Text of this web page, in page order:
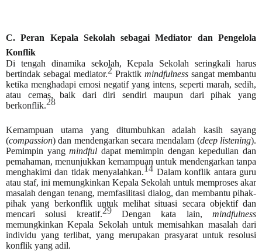
C. Peran Kepala Sekolah sebagai Mediator dan Pengelola
Konflik
Di tengah dinamika sekolah, Kepala Sekolah seringkali harus
bertindak sebagai mediator.2 Praktik mindfulness sangat membantu
ketika menghadapi emosi negatif yang intens, seperti marah, sedih,
atau cemas, baik dari diri sendiri maupun dari pihak yang
berkonflik.28
Kemampuan utama yang ditumbuhkan adalah kasih sayang
(compassion) dan mendengarkan secara mendalam (deep listening).
Pemimpin yangmindful dapat memimpin dengan kepedulian dan
pemahaman, menunjukkan kemampuan untuk mendengarkan tanpa
menghakimi dan tidak menyalahkan.14 Dalam konflik antara guru
atau staf, ini memungkinkan Kepala Sekolah untuk memproses akar
masalah dengan tenang, memfasilitasi dialog, dan membantu pihak-
pihak yang berkonflik untuk melihat situasi secara objektif dan
mencari solusi kreatif.29Dengan kata lain,mindfulness
memungkinkan Kepala Sekolah untuk memisahkan masalah dari
individu yang terlibat, yang merupakan prasyarat untuk resolusi
konflik yang adil.